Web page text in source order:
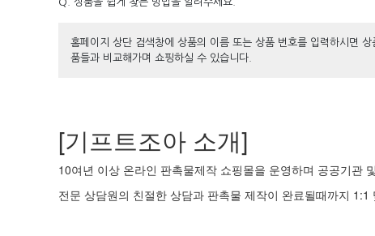
홈페이지 상단 검색창에 상품의 이름 또는 상품 번호를 입력하시면
품들과 비교해가며 쇼핑하실 수 있습니다.
[기프트조아 소개]
10여년 이상 온라인 판촉물제작 쇼핑몰을 운영하며 공공기관
전문 상담원의 친절한 상담과 판촉물 제작이 완료될때까지